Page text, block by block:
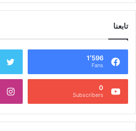
تابعنا
1٬596
Fans
0
Subscribers